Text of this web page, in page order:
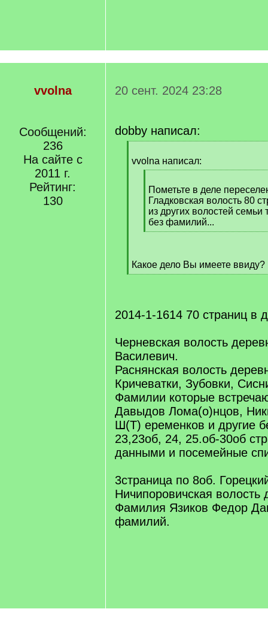
vvolna
Сообщений:
236
На сайте с
2011 г.
Рейтинг:
130
20 сент. 2024 23:28
dobby написал:
q
vvolna написал:
q
]
Пометьте в деле
Гладковская волость 80
из других волостей
без фамилий...
[
]
Какое дело Вы имеете ввиду?
[
2014-1-1614 70 страниц в
Черневская волость
Василевич.
Раснянская волость
Кричеватки, Зубовки,
Фамилии которые
Давыдов Лома(о)нцов,
Ш(Т) еременков и другие
23,23об, 24, 25.об-30об
данными и посемейные
3страница по 8об.
Ничипоровичская
Фамилия Язиков Федор
фамилий.